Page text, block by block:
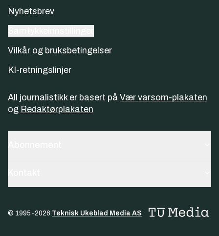
Nyhetsbrev
Vilkår og bruksbetingelser
KI-retningslinjer
All journalistikk er basert på Vær varsom-plakaten
og Redaktørplakaten
© 1995-2026 Teknisk Ukeblad Media AS